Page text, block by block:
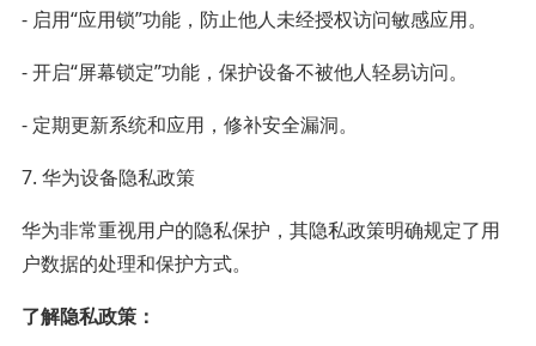
- 启用“应用锁”功能，防止他人未经授权访问敏感应用。
- 开启“屏幕锁定”功能，保护设备不被他人轻易访问。
- 定期更新系统和应用，修补安全漏洞。
7. 华为设备隐私政策
华为非常重视用户的隐私保护，其隐私政策明确规定了用
户数据的处理和保护方式。
了解隐私政策：